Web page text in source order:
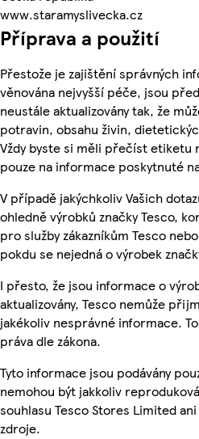
www.staramyslivecka.cz
Příprava a použití
Přestože je zajištění správných
věnována nejvyšší péče, jsou
neustále aktualizovány tak, že
potravin, obsahu živin,
Vždy byste si měli přečíst etiketu
pouze na informace poskytnuté
V případě jakýchkoliv Vašich
ohledně výrobků značky Tesco,
pro služby zákazníkům Tesco
pokdu se nejedná o výrobek
I přesto, že jsou informace o
aktualizovány, Tesco nemůže
jakékoliv nesprávné informace.
práva dle zákona.
Tyto informace jsou podávány
nemohou být jakkoliv
souhlasu Tesco Stores Limited
zdroje.